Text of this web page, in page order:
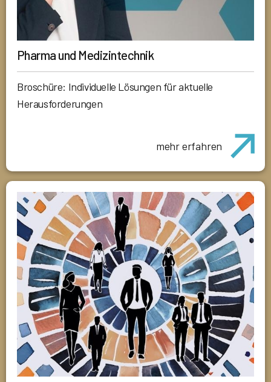
Pharma und Medizintechnik
Broschüre: Individuelle Lösungen für aktuelle
Herausforderungen
mehr erfahren